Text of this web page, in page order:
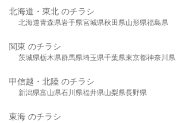
北海道・東北 のチラシ
北海道青森県岩手県宮城県秋田県山形県福島県
関東 のチラシ
茨城県栃木県群馬県埼玉県千葉県東京都神奈川県
甲信越・北陸 のチラシ
新潟県富山県石川県福井県山梨県長野県
東海 のチラシ